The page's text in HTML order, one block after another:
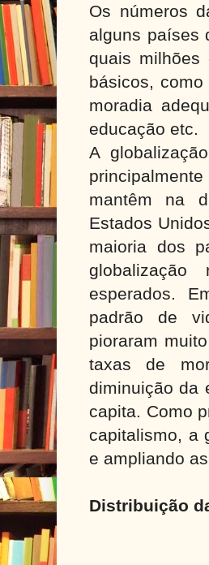
Os números
alguns países
quais
básicos,
moradia
educação etc.
A
mantêm na
Estados
maioria dos
esperados.
padrão de
pioraram
taxas de
diminuição da
capita. Como
capitalismo, a
e ampliando
Distribuição